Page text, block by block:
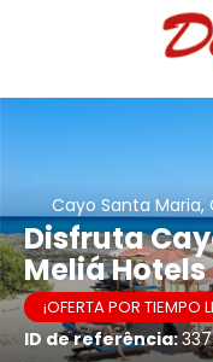
Cayo Santa Maria,
Disfruta
Meliá Hotels
¡OFERTA POR TIEMPO
ID de referência: